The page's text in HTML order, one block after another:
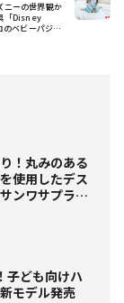
ニーの世界観か
「Disney
のベビーパジャ
！丸みのある
使用したデス
ンワサプラ
子ども向けハ
モデル発売